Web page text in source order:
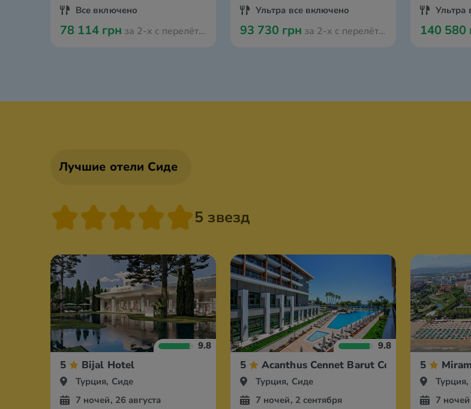
Все включено
78 114 грн за 2-х с перелётом из Варшавы
Ультра все включено
93 730 грн за 2-х с перелётом из Варшавы
Ультра
140 580
Лучшие отели Сиде
5 звезд
9.8
5 Bijal Hotel
Турция, Сиде
7 ночей, 26 августа
9.8
5 Acanthus Cennet Barut Collection
Турция, Сиде
7 ночей, 2 сентября
5
7